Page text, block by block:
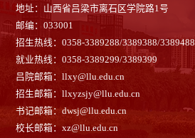
地址：山西省吕梁市离石区学院路1号
邮编：033001
招生热线：0358-3389288/3389388/3389488
就业热线：0358-3389299/3389399
吕院邮箱：llxy@llu.edu.cn
招生邮箱：llxyzsjy@llu.edu.cn
书记邮箱：dwsj@llu.edu.cn
校长邮箱：xz@llu.edu.cn